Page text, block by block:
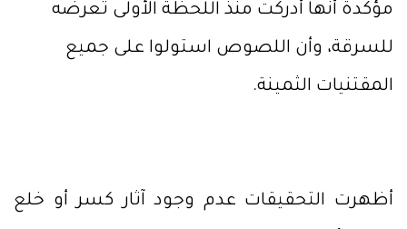
مؤكدة أنها أدركت منذ اللحظة الأولى تعرضه
للسرقة، وأن اللصوص استولوا على جميع
المقتنيات الثمينة.
أظهرت التحقيقات عدم وجود آثار كسر أو خلع